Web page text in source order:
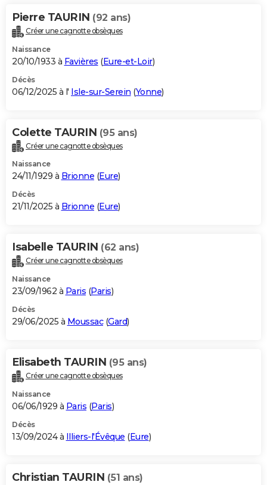
Pierre TAURIN (92 ans)
Créer une cagnotte obsèques
Naissance
20/10/1933 à Favières (Eure-et-Loir)
Décès
06/12/2025 à l' Isle-sur-Serein (Yonne)
Colette TAURIN (95 ans)
Créer une cagnotte obsèques
Naissance
24/11/1929 à Brionne (Eure)
Décès
21/11/2025 à Brionne (Eure)
Isabelle TAURIN (62 ans)
Créer une cagnotte obsèques
Naissance
23/09/1962 à Paris (Paris)
Décès
29/06/2025 à Moussac(Gard)
Elisabeth TAURIN (95 ans)
Créer une cagnotte obsèques
Naissance
06/06/1929 à Paris (Paris)
Décès
13/09/2024 à Illiers-l'Évêque (Eure)
Christian TAURIN (51 ans)